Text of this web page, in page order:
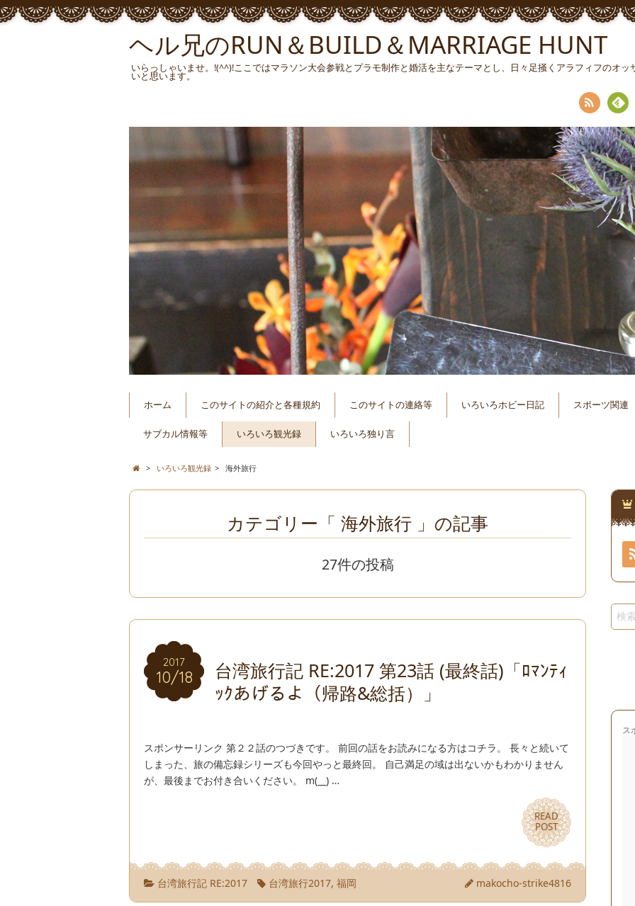
ヘル兄のRUN＆BUILD＆MARRIAGE HUNT
いらっしゃいませ。!(^^)!ここではマラソン大会参戦とプラモ制作と婚活を主なテーマとし、日々足掻くアラフィフのオ
いと思います。
RSS Fee
dly
ホーム このサイトの紹介と各種規約 このサイトの連絡等 いろいろホビー日記 スポーツ関連
サブカル情報等 いろいろ観光録 いろいろ独り言
> いろいろ観光録 > 海外旅行
カテゴリー「 海外旅行 」の記事
27件の投稿
2017
10/18
2017
10/18
台湾旅行記 RE:2017 第23話 (最終話)「ﾛﾏﾝﾃｨ
ｯｸあげるよ（帰路&総括）」
スポンサーリンク 第２２話のつづきです。 前回の話をお読みになる方はコチラ。 長々と続いて
しまった、旅の備忘録シリーズも今回やっと最終回。 自己満足の域は出ないかもわかりません
が、最後までお付き合いください。 m(__) …
READ
POST
READ
POST
台湾旅行記 RE:2017 台湾旅行2017,福岡 makocho-strike4816
ス